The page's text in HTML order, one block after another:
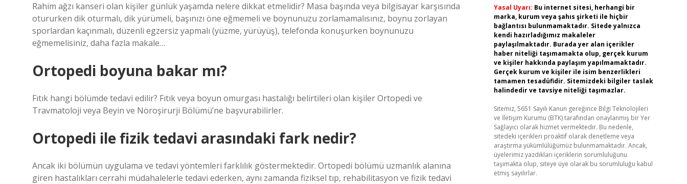
Rahim ağzı kanseri olan kişiler günlük yaşamda nelere dikkat etmelidir? Masa başında veya bilgisayar karşısında
otururken dik oturmalı, dik yürümeli, başınızı öne eğmemeli ve boynunuzu zorlamamalısınız, boynu zorlayan
sporlardan kaçınmalı, düzenli egzersiz yapmalı (yüzme, yürüyüş), telefonda konuşurken boynunuzu
eğmemelisiniz, daha fazla makale…
Ortopedi boyuna bakar mı?
Fıtık hangi bölümde tedavi edilir? Fıtık veya boyun omurgası hastalığı belirtileri olan kişiler Ortopedi ve
Travmatoloji veya Beyin ve Nöroşirurji Bölümü’ne başvurabilirler.
Ortopedi ile fizik tedavi arasındaki fark nedir?
Ancak iki bölümün uygulama ve tedavi yöntemleri farklılık göstermektedir. Ortopedi bölümü uzmanlık alanına
giren hastalıkları cerrahi müdahalelerle tedavi ederken, aynı zamanda fiziksel tıp, rehabilitasyon ve fizik tedavi
Yasal Uyarı: Bu internet sitesi, herhangi bir
marka, kurum veya şahıs şirketi ile hiçbir
bağlantısı bulunmamaktadır. Sitede yalnızca
kendi hazırladığımız makaleler
paylaşılmaktadır. Burada yer alan içerikler
haber niteliği taşımamakta olup, gerçek kurum
ve kişiler hakkında paylaşım yapılmamaktadır.
Gerçek kurum ve kişiler ile isim benzerlikleri
tamamen tesadüfidir. Sitemizdeki bilgiler taslak
halindedir ve tavsiye niteliği taşımazlar.
Sitemiz, 5651 Sayılı Kanun gereğince Bilgi Teknolojileri
ve İletişim Kurumu (BTK) tarafından onaylanmış bir Yer
Sağlayıcı olarak hizmet vermektedir. Bu nedenle,
sitedeki içerikleri proaktif olarak denetleme veya
araştırma yükümlülüğümüz bulunmamaktadır. Ancak,
üyelerimiz yazdıkları içeriklerin sorumluluğunu
taşımakta olup, siteye üye olarak bu sorumluluğu kabul
etmiş sayılırlar.